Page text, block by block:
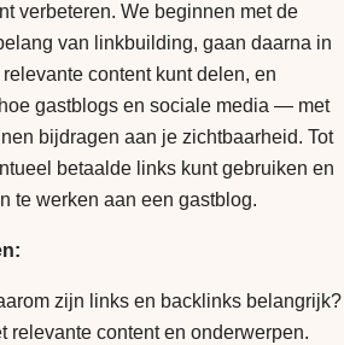
verbeteren. We beginnen met de
van linkbuilding, gaan daarna in
content kunt delen, en
gastblogs en sociale media — met
bijdragen aan je zichtbaarheid. Tot
betaalde links kunt gebruiken en
te werken aan een gastblog.
zijn links en backlinks belangrijk?
relevante content en onderwerpen.